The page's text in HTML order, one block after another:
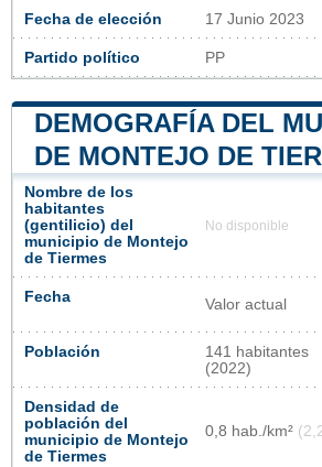
Fecha de elección 17 Junio 2023
Partido político PP
DEMOGRAFÍA DEL
DE MONTEJO DE
Nombre de los
habitantes
(gentilicio) del
municipio de Montejo
de Tiermes
No disponible
Fecha Valor actual
Población
141 habitantes
(2022)
Densidad de
población del
municipio de Montejo
de Tiermes
0,8 hab./km²